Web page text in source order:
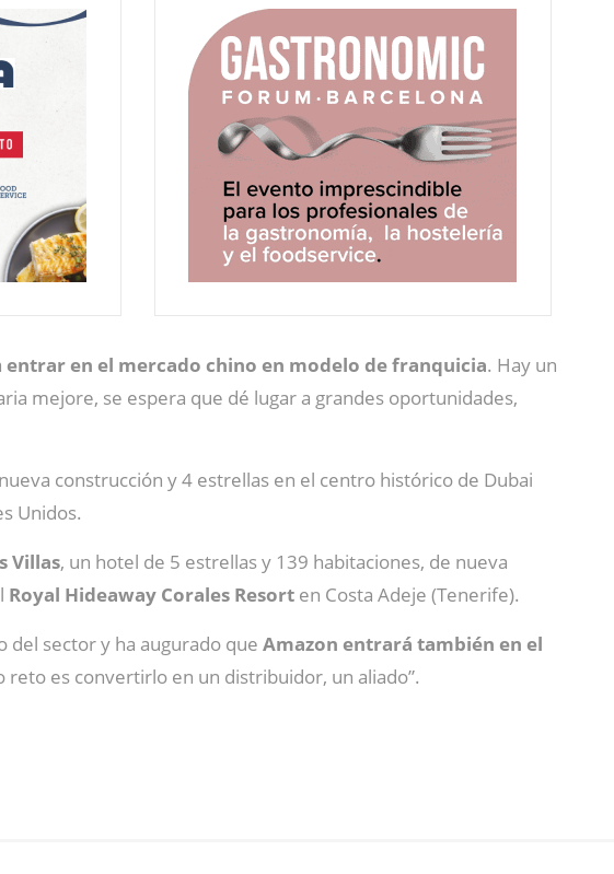
entrar en el mercado chino en modelo de franquicia. Hay un
mejore, se espera que dé lugar a grandes oportunidades,
construcción y 4 estrellas en el centro histórico de Dubai
Unidos.
Villas, un hotel de 5 estrellas y 139 habitaciones, de nueva
Royal Hideaway Corales Resort en Costa Adeje (Tenerife).
del sector y ha augurado que Amazon entrará también en el
reto es convertirlo en un distribuidor, un aliado”.